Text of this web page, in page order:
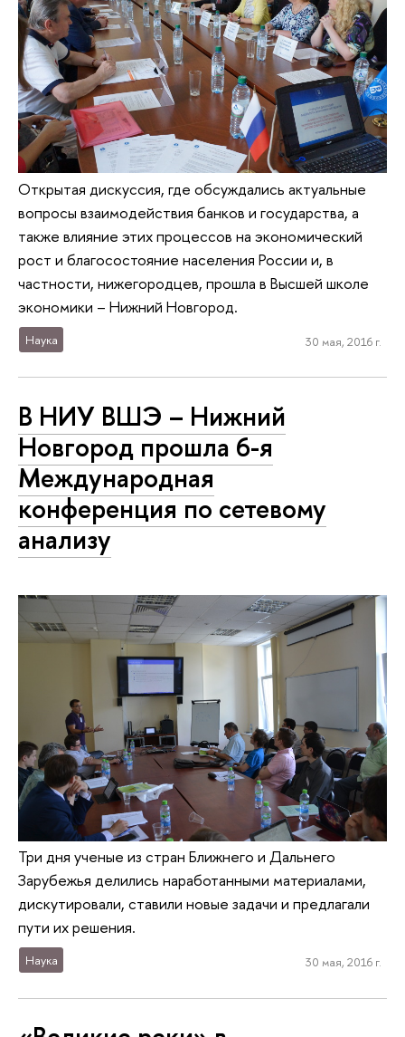
Открытая дискуссия, где обсуждались актуальные
вопросы взаимодействия банков и государства, а
также влияние этих процессов на экономический
рост и благосостояние населения России и, в
частности, нижегородцев, прошла в Высшей школе
экономики – Нижний Новгород.
Наука 30 мая, 2016 г.
В НИУ ВШЭ – Нижний
Новгород прошла 6-я
Международная
конференция по сетевому
анализу
Три дня ученые из стран Ближнего и Дальнего
Зарубежья делились наработанными материалами,
дискутировали, ставили новые задачи и предлагали
пути их решения.
Наука 30 мая, 2016 г.